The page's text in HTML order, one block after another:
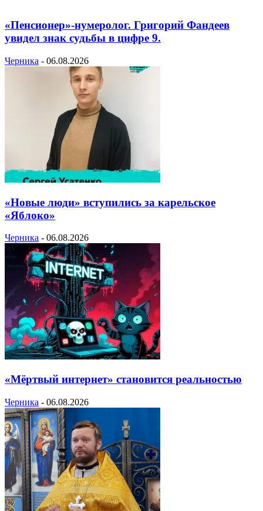
«Пенсионер»-нумеролог. Григорий Фандеев
увидел знак судьбы в цифре 9.
Черника - 06.08.2026
«Новые люди» вступились за карельское
«Яблоко»
Черника - 06.08.2026
«Мёртвый интернет» становится реальностью
Черника - 06.08.2026